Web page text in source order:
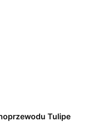
Tulipe